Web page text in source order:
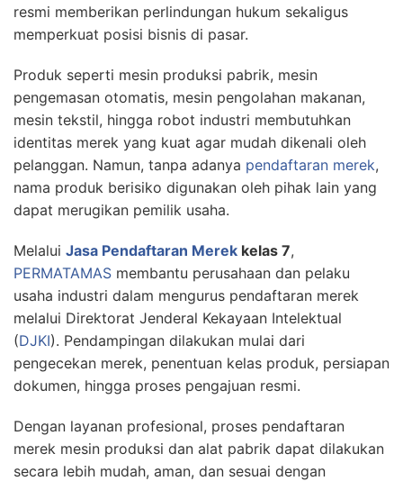
resmi memberikan perlindungan hukum sekaligus
memperkuat posisi bisnis di pasar.
Produk seperti mesin produksi pabrik, mesin
pengemasan otomatis, mesin pengolahan makanan,
mesin tekstil, hingga robot industri membutuhkan
identitas merek yang kuat agar mudah dikenali oleh
pelanggan. Namun, tanpa adanya pendaftaran merek,
nama produk berisiko digunakan oleh pihak lain yang
dapat merugikan pemilik usaha.
Melalui Jasa Pendaftaran Merek kelas 7,
PERMATAMAS membantu perusahaan dan pelaku
usaha industri dalam mengurus pendaftaran merek
melalui Direktorat Jenderal Kekayaan Intelektual
(DJKI). Pendampingan dilakukan mulai dari
pengecekan merek, penentuan kelas produk, persiapan
dokumen, hingga proses pengajuan resmi.
Dengan layanan profesional, proses pendaftaran
merek mesin produksi dan alat pabrik dapat dilakukan
secara lebih mudah, aman, dan sesuai dengan